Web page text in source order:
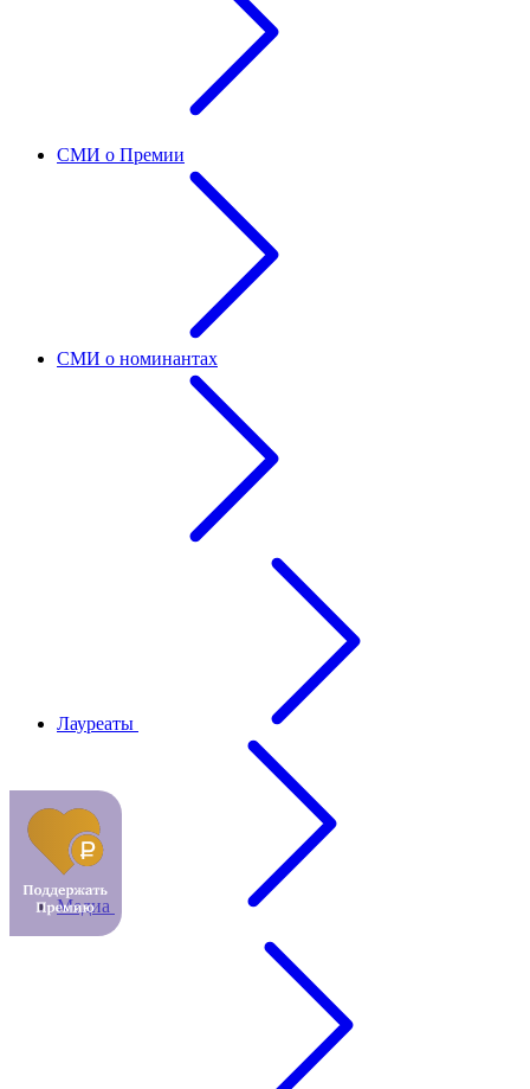
СМИ о Премии
СМИ о номинантах
Лауреаты
Медиа